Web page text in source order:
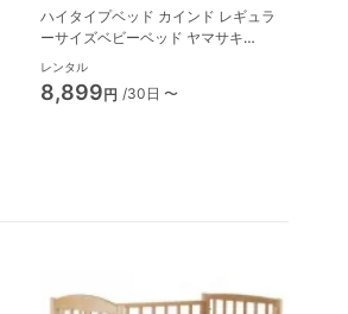
ハイタイプベッド カインド レギュラ
ーサイズベビーベッド ヤマサキ
(Yamasaki)
レンタル
8,899円 /30日 〜